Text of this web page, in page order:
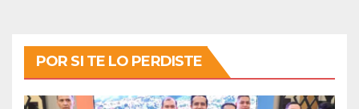
POR SI TE LO PERDISTE